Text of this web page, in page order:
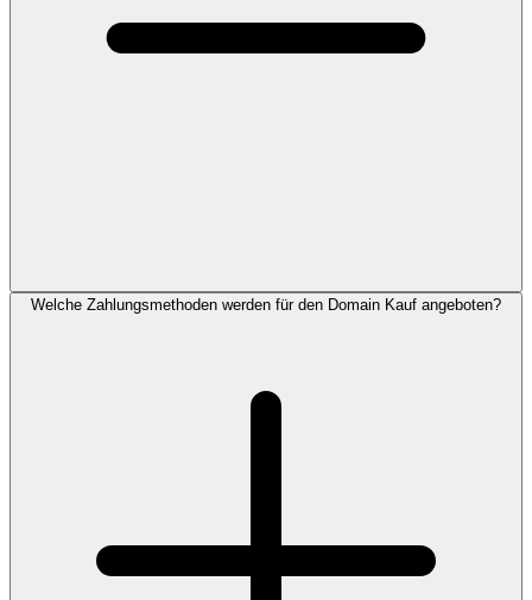
Welche Zahlungsmethoden werden für den Domain Kauf angeboten?